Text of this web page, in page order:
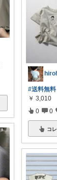
#送料無料
￥ 3,010
0 0
コレ